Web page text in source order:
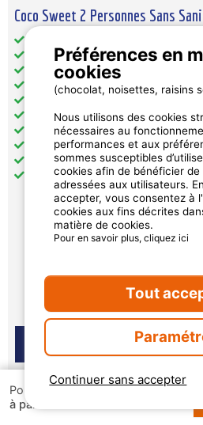
Pour 1 semaine
à partir de
Coco Sweet 2 Personnes Sans
Superficie totale (en m²): 11
Accès handicapé: non
Animaux: acceptés sous conditions
Chambre(s) séparée(s): 1
Cuisine: 1
Salle(s) de bain: 0
Chauffage
Wifi collectif
Terrasse: 1
283 €
Disponibilités
Continuer sans accepter
Préférences en
cookies
(chocolat, noisettes, raisins
Nous utilisons des cookies
nécessaires au
performances et aux
sommes susceptibles
cookies afin de bénéficier
adressées aux utilisateurs.
accepter, vous consentez à
cookies aux fins décrites
matière de cookies.
Pour en savoir plus, cliquez ici
Tout